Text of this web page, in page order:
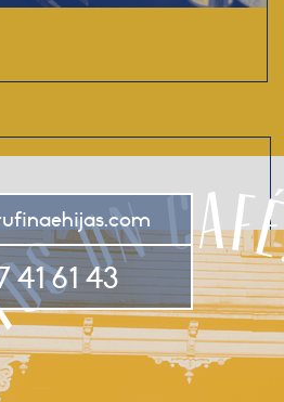
un
41 61 43